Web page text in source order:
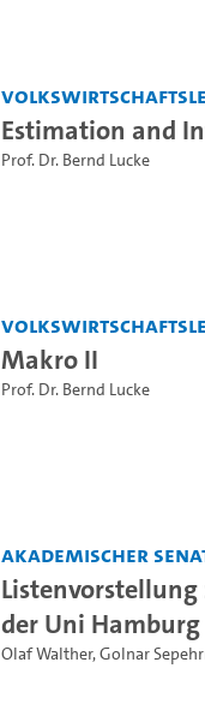
Estimation and
Prof. Dr. Bernd Lucke
Makro II
Prof. Dr. Bernd Lucke
Akademischer
Listenvorstellung
der Uni
Olaf Walther,Golnar